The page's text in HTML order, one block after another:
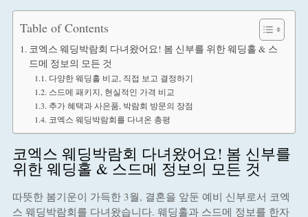
Table of Contents
코엑스 웨딩박람회 다녀왔어요! 봄 신부를 위한 웨딩홀 & 스
드메 정보의 모든 것
다양한 웨딩홀 비교, 직접 보고 결정하기
스드메 패키지, 현실적인 가격 비교
추가 혜택과 사은품, 박람회 방문의 장점
코엑스 웨딩박람회를 다녀온 총평
코엑스 웨딩박람회 다녀왔어요! 봄 신부를
위한 웨딩홀 & 스드메 정보의 모든 것
따뜻한 봄기운이 가득한 3월, 결혼을 앞둔 예비 신부로서 코엑
스 웨딩박람회를 다녀왔습니다. 웨딩홀과 스드메 정보를 한자